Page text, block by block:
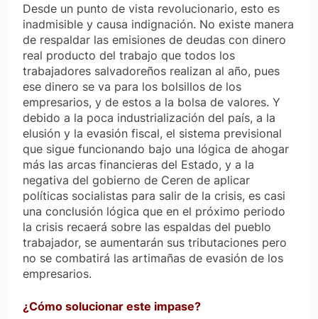
Desde un punto de vista revolucionario, esto es
inadmisible y causa indignación. No existe manera
de respaldar las emisiones de deudas con dinero
real producto del trabajo que todos los
trabajadores salvadoreños realizan al año, pues
ese dinero se va para los bolsillos de los
empresarios, y de estos a la bolsa de valores. Y
debido a la poca industrialización del país, a la
elusión y la evasión fiscal, el sistema previsional
que sigue funcionando bajo una lógica de ahogar
más las arcas financieras del Estado, y a la
negativa del gobierno de Ceren de aplicar
políticas socialistas para salir de la crisis, es casi
una conclusión lógica que en el próximo periodo
la crisis recaerá sobre las espaldas del pueblo
trabajador, se aumentarán sus tributaciones pero
no se combatirá las artimañas de evasión de los
empresarios.
¿Cómo solucionar este impase?